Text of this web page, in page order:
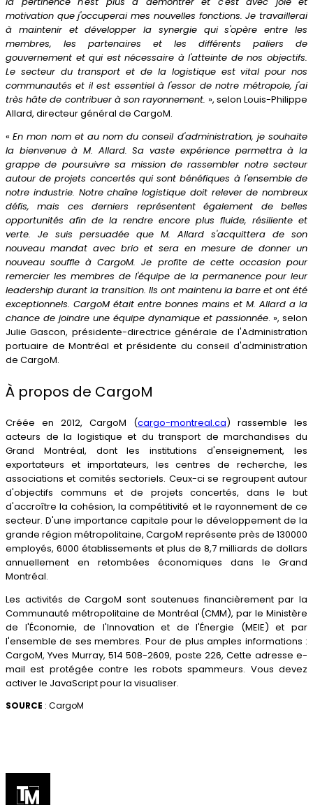
motivation que j'occuperai mes nouvelles fonctions. Je travaillerai
à maintenir et développer la synergie qui s'opère entre les
membres, les partenaires et les différents paliers de
gouvernement et qui est nécessaire à l'atteinte de nos objectifs.
Le secteur du transport et de la logistique est vital pour nos
communautés et il est essentiel à l'essor de notre métropole, j'ai
très hâte de contribuer à son rayonnement. », selon Louis-Philippe
Allard, directeur général de CargoM.
«En mon nom et au nom du conseil d'administration, je souhaite
la bienvenue à M. Allard. Sa vaste expérience permettra à la
grappe de poursuivre sa mission de rassembler notre secteur
autour de projets concertés qui sont bénéfiques à l'ensemble de
notre industrie. Notre chaîne logistique doit relever de nombreux
défis, mais ces derniers représentent également de belles
opportunités afin de la rendre encore plus fluide, résiliente et
verte. Je suis persuadée que M. Allard s'acquittera de son
nouveau mandat avec brio et sera en mesure de donner un
nouveau souffle à CargoM. Je profite de cette occasion pour
remercier les membres de l'équipe de la permanence pour leur
leadership durant la transition. Ils ont maintenu la barre et ont été
exceptionnels. CargoM était entre bonnes mains et M. Allard a la
chance de joindre une équipe dynamique et passionnée. », selon
Julie Gascon, présidente-directrice générale de l'Administration
portuaire de Montréal et présidente du conseil d'administration
de CargoM.
À propos de CargoM
Créée en 2012, CargoM (cargo-montreal.ca) rassemble les
acteurs de la logistique et du transport de marchandises du
Grand Montréal, dont les institutions d'enseignement, les
exportateurs et importateurs, les centres de recherche, les
associations et comités sectoriels. Ceux-ci se regroupent autour
d'objectifs communs et de projets concertés, dans le but
d'accroître la cohésion, la compétitivité et le rayonnement de ce
secteur. D'une importance capitale pour le développement de la
grande région métropolitaine, CargoM représente près de 130000
employés, 6000 établissements et plus de 8,7 milliards de dollars
annuellement en retombées économiques dans le Grand
Montréal.
Les activités de CargoM sont soutenues financièrement par la
Communauté métropolitaine de Montréal (CMM), par le Ministère
de l'Économie, de l'Innovation et de l'Énergie (MEIE) et par
l'ensemble de ses membres. Pour de plus amples informations :
CargoM, Yves Murray, 514 508-2609, poste 226,Cette adresse e-
mail est protégée contre les robots spammeurs. Vous devez
activer le JavaScript pour la visualiser.
SOURCE : CargoM